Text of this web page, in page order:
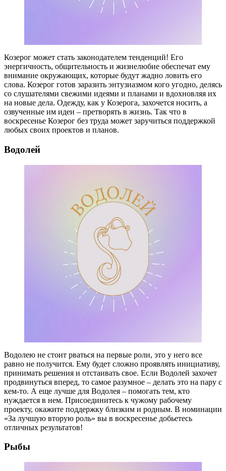
Козерог может стать законодателем тенденций! Его
энергичность, общительность и жизнелюбие обеспечат ему
внимание окружающих, которые будут жадно ловить его
слова. Козерог готов заразить энтузиазмом кого угодно, делясь
со слушателями свежими идеями и планами и вдохновляя их
на новые дела. Одежду, как у Козерога, захочется носить, а
озвученные им идеи – претворять в жизнь. Так что в
воскресенье Козерог без труда может заручиться поддержкой
любых своих проектов и планов.
Водолей
Водолею не стоит рваться на первые роли, это у него все
равно не получится. Ему будет сложно проявлять инициативу,
принимать решения и отстаивать свое. Если Водолей захочет
продвинуться вперед, то самое разумное – делать это на пару с
кем-то. А еще лучше для Водолея – помогать тем, кто
нуждается в нем. Присоединитесь к чужому рабочему
проекту, окажите поддержку близким и родным. В номинации
«За лучшую вторую роль» вы в воскресенье добьетесь
отличных результатов!
Рыбы